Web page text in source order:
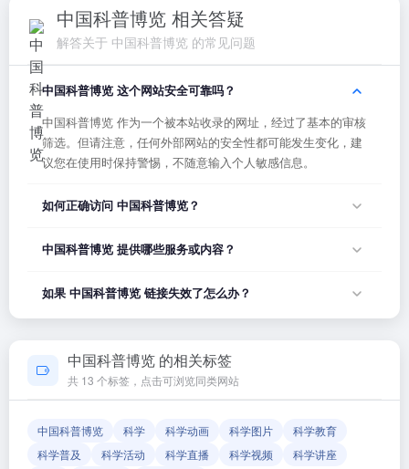
中国科普博览 相关答疑
解答关于 中国科普博览 的常见问题
中国科普博览 这个网站安全可靠吗？
中国科普博览 作为一个被本站收录的网址，经过了基本的审核
筛选。但请注意，任何外部网站的安全性都可能发生变化，建
议您在使用时保持警惕，不随意输入个人敏感信息。
如何正确访问 中国科普博览？
览，或者在浏览器地址栏输入正确的网址。如果遇到无法访问
后再试。
中国科普博览 提供哪些服务或内容？
为导航平台，致力于帮助用户发现和整理优质网站资源，具体
网站的内容与服务由该网站运营方负责。
如果 中国科普博览 链接失效了怎么办？
如果发现链接无法打开或内容已变更，您可以使用页面上的
确保导航链接的准确性和有效性。
中国科普博览 的相关标签
共 13 个标签，点击可浏览同类网站
中国科普博览 科学 科学动画 科学图片
科学教育
科学普及
科学活动 科学直播 科学视频
科学讲座